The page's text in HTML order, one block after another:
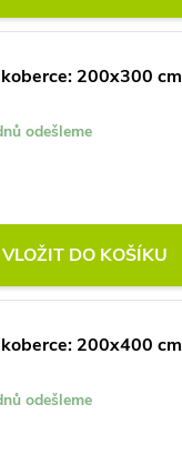
200x300 cm
odešleme
VLOŽIT DO KOŠÍKU
200x400 cm
odešleme